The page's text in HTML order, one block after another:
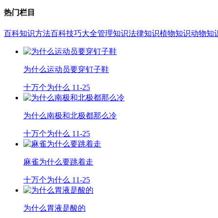
热门栏目
百科知识方法百科技巧大全管理知识法律知识植物知识动物知
为什么运动员要穿钉子鞋
十万个为什么 11-25
为什么南极和北极都那么冷
十万个为什么 11-25
麻雀为什么要跳着走
十万个为什么 11-25
为什么胃液是酸的